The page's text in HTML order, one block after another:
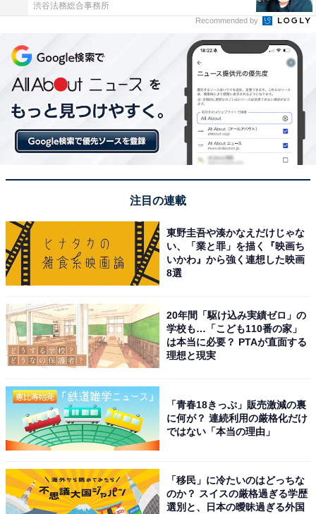
渋谷法務総合事務所
Recommended by
注目の連載
東野圭吾や湊かなえだけじゃな
い、「業と罪」を描く『映画ち
いかわ』から強く連想した映画
8選
20年間「駆け込み実績ゼロ」の
学校も…「こども110番の家」
は本当に必要？ PTAが直面する
理想と現実
「青春18きっぷ」販売激減の裏
に何が？ 連続利用の厳格化だけ
ではない「本当の理由」
「移民」に冷たいのはどっちな
のか？ スイスの厳格過ぎる学歴
選別と、日本の曖昧過ぎる外国